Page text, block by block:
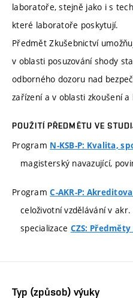
laboratoře, stejně jako i s
které laboratoře poskytují.
Předmět Zkušebnictví
v oblasti posuzování shody
odborného dozoru nad
zařízení a v oblasti zkoušení
POUŽITÍ PŘEDMĚTU VE
Program N-KSB-P: Kvalita,
magisterský navazující,
ProgramC-AKR-P:
celoživotní vzdělávání v
specializace CZS:
Typ (způsob) výuky